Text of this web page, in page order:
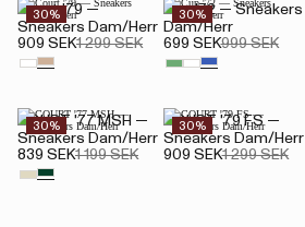
30%
Court '79 —
Sneakers Dam/Herr
909 SEK1 299 SEK
30%
Cup '72 — Sneakers
Dam/Herr
699 SEK999 SEK
30%
COURT '77 MSH —
Sneakers Dam/Herr
839 SEK1 199 SEK
30%
COURT '79 FS —
Sneakers Dam/Herr
909 SEK1 299 SEK